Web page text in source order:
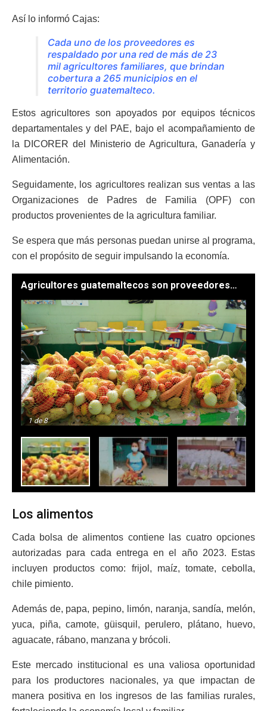
Así lo informó Cajas:
Cada uno de los proveedores es
respaldado por una red de más de 23
mil agricultores familiares, que brindan
cobertura a 265 municipios en el
territorio guatemalteco.
Estos agricultores son apoyados por equipos técnicos
departamentales y del PAE, bajo el acompañamiento de
la DICORER del Ministerio de Agricultura, Ganadería y
Alimentación.
Seguidamente, los agricultores realizan sus ventas a las
Organizaciones de Padres de Familia (OPF) con
productos provenientes de la agricultura familiar.
Se espera que más personas puedan unirse al programa,
con el propósito de seguir impulsando la economía.
Agricultores guatemaltecos son proveedores de la alimentación escolar. / Fotos: Maga.
1de 8 - +
Los alimentos
Cada bolsa de alimentos contiene las cuatro opciones
autorizadas para cada entrega en el año 2023. Estas
incluyen productos como: frijol, maíz, tomate, cebolla,
chile pimiento.
Además de, papa, pepino, limón, naranja, sandía, melón,
yuca, piña, camote, güisquil, perulero, plátano, huevo,
aguacate, rábano, manzana y brócoli.
Este mercado institucional es una valiosa oportunidad
para los productores nacionales, ya que impactan de
manera positiva en los ingresos de las familias rurales,